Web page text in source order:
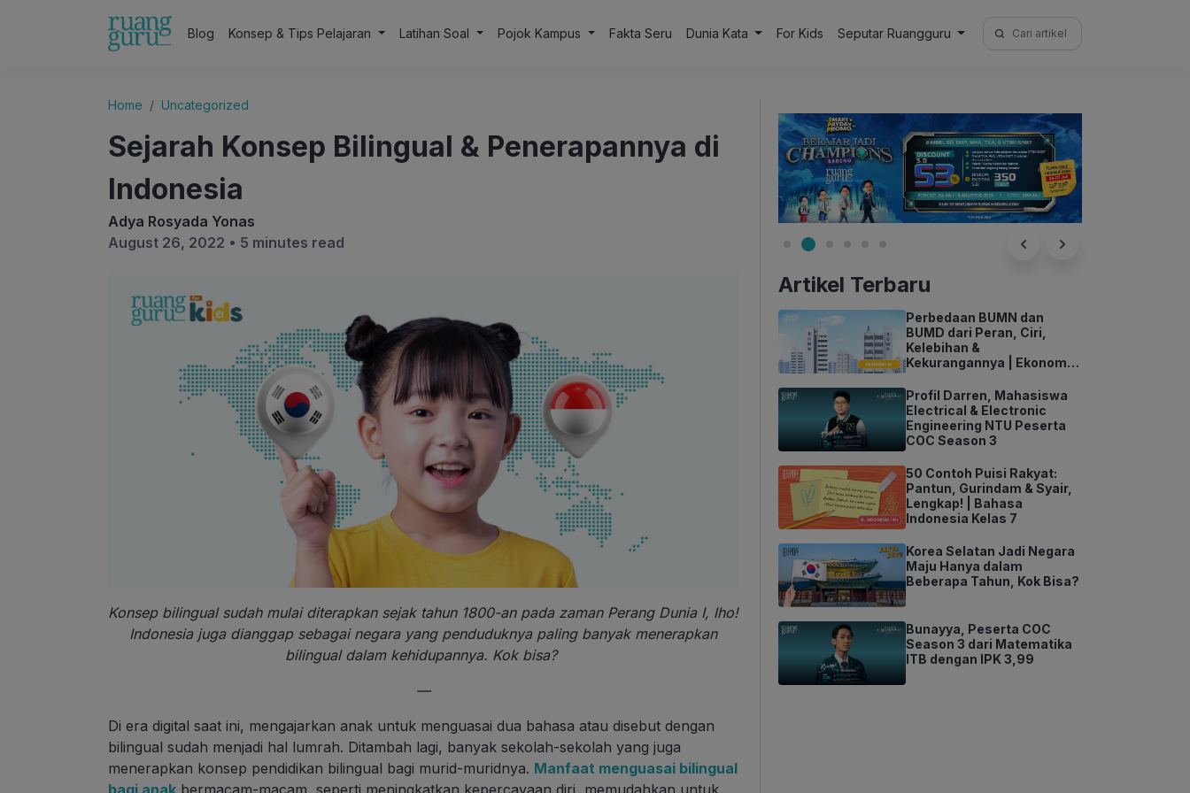
Blog Konsep & Tips Pelajaran Latihan Soal Pojok Kampus Fakta Seru Dunia Kata For Kids Seputar Ruangguru
Search
for:
Home Uncategorized
Sejarah Konsep Bilingual & Penerapannya di
Indonesia
Adya Rosyada Yonas
August 26, 2022 • 5 minutes read
Konsep bilingual sudah mulai diterapkan sejak tahun 1800-an pada zaman Perang Dunia I, lho!
Indonesia juga dianggap sebagai negara yang penduduknya paling banyak menerapkan
bilingual dalam kehidupannya. Kok bisa?
—
Di era digital saat ini, mengajarkan anak untuk menguasai dua bahasa atau disebut dengan
bilingual sudah menjadi hal lumrah. Ditambah lagi, banyak sekolah-sekolah yang juga
menerapkan konsep pendidikan bilingual bagi murid-muridnya. Manfaat menguasai bilingual
Artikel Terbaru
Perbedaan BUMN dan
BUMD dari Peran, Ciri,
Kelebihan &
Kekurangannya | Ekonomi
Profil Darren, Mahasiswa
Electrical & Electronic
Engineering NTU Peserta
COC Season 3
50 Contoh Puisi Rakyat:
Pantun, Gurindam & Syair,
Lengkap! | Bahasa
Indonesia Kelas 7
Korea Selatan Jadi Negara
Maju Hanya dalam
Beberapa Tahun, Kok Bisa?
Bunayya, Peserta COC
Season 3 dari Matematika
ITB dengan IPK 3,99